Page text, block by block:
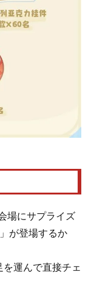
場にサプライズ
が登場するか
運んで直接チェ